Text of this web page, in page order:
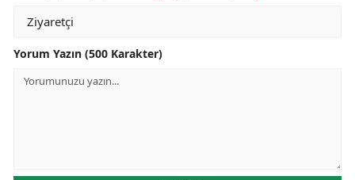
Yorum Yazın (500 Karakter)